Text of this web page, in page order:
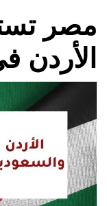
مصر